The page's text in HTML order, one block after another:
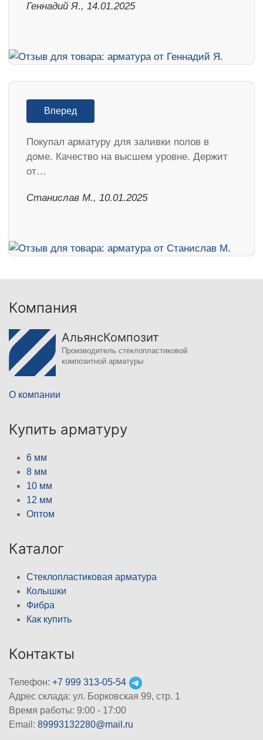
Геннадий Я., 14.01.2025
Вперед
Покупал арматуру для заливки полов в
доме. Качество на высшем уровне. Держит
от…
Станислав М., 10.01.2025
Компания
АльянсКомпозит
Производитель стеклопластиковой
композитной арматуры
О компании
Купить арматуру
6 мм
8 мм
10 мм
12 мм
Оптом
Каталог
Стеклопластиковая арматура
Колышки
Фибра
Как купить
Контакты
Телефон: +7 999 313-05-54
Адрес склада: ул. Борковская 99, стр. 1
Время работы: 9:00 - 17:00
Email: 89993132280@mail.ru